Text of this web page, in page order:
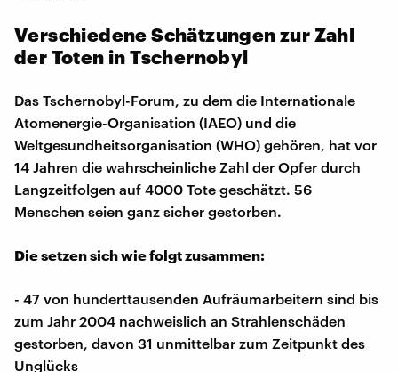
Verschiedene Schätzungen zur Zahl
der Toten in Tschernobyl
Das Tschernobyl-Forum, zu dem die Internationale
Atomenergie-Organisation (IAEO) und die
Weltgesundheitsorganisation (WHO) gehören, hat vor
14 Jahren die wahrscheinliche Zahl der Opfer durch
Langzeitfolgen auf 4000 Tote geschätzt. 56
Menschen seien ganz sicher gestorben.
Die setzen sich wie folgt zusammen:
- 47 von hunderttausenden Aufräumarbeitern sind bis
zum Jahr 2004 nachweislich an Strahlenschäden
gestorben, davon 31 unmittelbar zum Zeitpunkt des
Unglücks